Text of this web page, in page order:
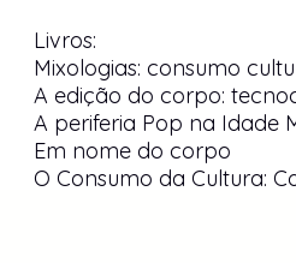
Livros:
Mixologias: consumo
A edição do corpo:
A periferia Pop na Idade
Em nome do corpo
O Consumo da Cultura: